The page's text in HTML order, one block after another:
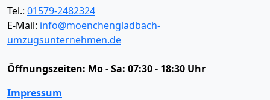
Tel.: 01579-2482324
E-Mail: info@moenchengladbach-
umzugsunternehmen.de
Öffnungszeiten: Mo - Sa: 07:30 - 18:30 Uhr
Impressum